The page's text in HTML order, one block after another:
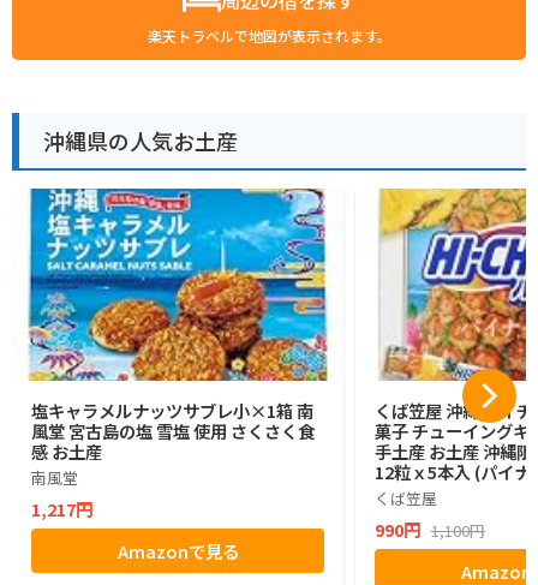
楽天トラベルで地図が表示されます。
沖縄県の人気お土産
塩キャラメルナッツサブレ小×1箱 南
風堂 宮古島の塩 雪塩 使用 さくさく食
感 お土産
南風堂
1,217円
Amazonで見る
くば笠屋 沖縄 ハイ
菓子 チューイングキ
手土産 お土産 沖縄
12粒ｘ5本入 (パイナ
くば笠屋
990円 1,100円
Amazon